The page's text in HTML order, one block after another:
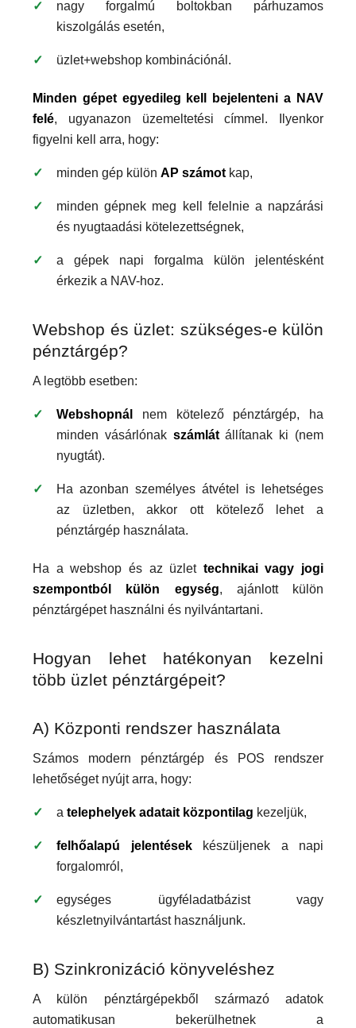
nagy forgalmú boltokban párhuzamos
kiszolgálás esetén,
üzlet+webshop kombinációnál.
Minden gépet egyedileg kell bejelenteni a NAV
felé, ugyanazon üzemeltetési címmel. Ilyenkor
figyelni kell arra, hogy:
minden gép külön AP számot kap,
minden gépnek meg kell felelnie a napzárási
és nyugtaadási kötelezettségnek,
a gépek napi forgalma külön jelentésként
érkezik a NAV-hoz.
Webshop és üzlet: szükséges-e külön
pénztárgép?
A legtöbb esetben:
Webshopnál
nem kötelező pénztárgép, ha
minden vásárlónak számlátállítanak ki (nem
nyugtát).
Ha azonban személyes átvétel is lehetséges
az üzletben, akkor ott kötelező lehet a
pénztárgép használata.
Ha a webshop és az üzlet technikai vagy jogi
szempontból külön egység, ajánlott külön
pénztárgépet használni és nyilvántartani.
Hogyan lehet hatékonyan kezelni
több üzlet pénztárgépeit?
A) Központi rendszer használata
Számos modern pénztárgép és POS rendszer
lehetőséget nyújt arra, hogy:
a telephelyek adatait központilag kezeljük,
felhőalapú jelentésekkészüljenek a napi
forgalomról,
egységes ügyféladatbázist vagy
készletnyilvántartást használjunk.
B) Szinkronizáció könyveléshez
A külön pénztárgépekből származó adatok
automatikusan bekerülhetnek a